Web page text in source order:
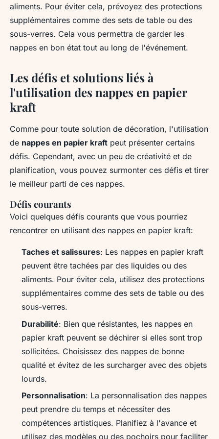
aliments. Pour éviter cela, prévoyez des protections
supplémentaires comme des sets de table ou des
sous-verres. Cela vous permettra de garder les
nappes en bon état tout au long de l'événement.
Les défis et solutions liés à
l'utilisation des nappes en papier
kraft
Comme pour toute solution de décoration, l'utilisation
de nappes en papier kraft peut présenter certains
défis. Cependant, avec un peu de créativité et de
planification, vous pouvez surmonter ces défis et tirer
le meilleur parti de ces nappes.
Défis courants
Voici quelques défis courants que vous pourriez
rencontrer en utilisant des nappes en papier kraft:
Taches et salissures: Les nappes en papier kraft
peuvent être tachées par des liquides ou des
aliments. Pour éviter cela, utilisez des protections
supplémentaires comme des sets de table ou des
sous-verres.
Durabilité: Bien que résistantes, les nappes en
papier kraft peuvent se déchirer si elles sont trop
sollicitées. Choisissez des nappes de bonne
qualité et évitez de les surcharger avec des objets
lourds.
Personnalisation: La personnalisation des nappes
peut prendre du temps et nécessiter des
compétences artistiques. Planifiez à l'avance et
utilisez des modèles ou des pochoirs pour faciliter